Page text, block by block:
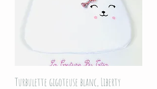
Turbulette gigoteuse blanc, Liberty